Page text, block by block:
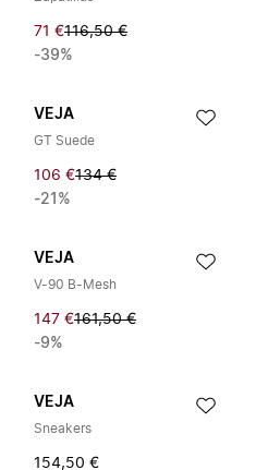
71 €116,50 €
-39%
VEJA
GT Suede
106 €134 €
-21%
VEJA
V-90 B-Mesh
147 €161,50 €
-9%
VEJA
Sneakers
154,50 €